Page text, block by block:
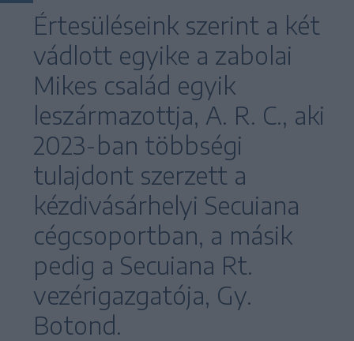
Értesüléseink szerint a két
vádlott egyike a zabolai
Mikes család egyik
leszármazottja, A. R. C., aki
2023-ban többségi
tulajdont szerzett a
kézdivásárhelyi Secuiana
cégcsoportban, a másik
pedig a Secuiana Rt.
vezérigazgatója, Gy.
Botond.